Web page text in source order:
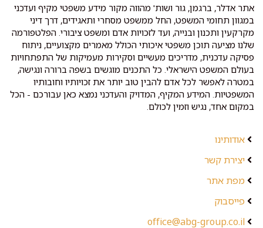
אתר אדלר, ברגמן, גור ושות' מהווה מקור מידע משפטי מקיף ועדכני
במגוון תחומי המשפט, החל ממשפט מסחרי ותאגידים, דרך דיני
מקרקעין ותכנון ובנייה, ועד לזכויות אדם ומשפט ציבורי. הפלטפורמה
שלנו מציעה תוכן משפטי איכותי הכולל מאמרים מקצועיים, ניתוח
פסיקה עדכנית, מדריכים מעשיים וסקירות מעמיקות של התפתחויות
בעולם המשפט הישראלי. כל התכנים מוגשים בשפה ברורה ונגישה,
במטרה לאפשר לכל אדם להבין טוב יותר את זכויותיו וחובותיו
המשפטיות. המידע המקיף, המדויק והעדכני נמצא כאן עבורכם - הכל
במקום אחד, נגיש וזמין לכולם.
אודותינו
יצירת קשר
מפת אתר
פייסבוק
office@abg-group.co.il